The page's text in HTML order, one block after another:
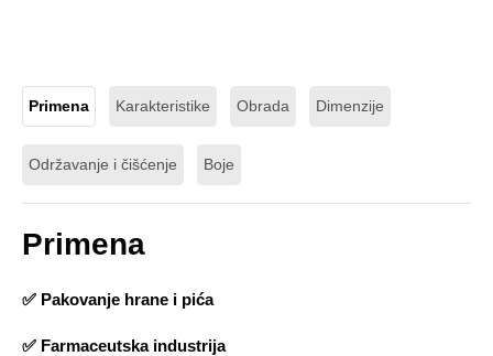
Primena Karakteristike Obrada Dimenzije
Održavanje i čišćenje Boje
Primena
✅ Pakovanje hrane i pića
✅ Farmaceutska industrija